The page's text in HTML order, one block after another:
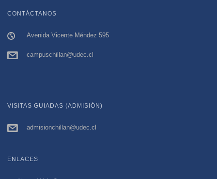
CONTÁCTANOS
Avenida Vicente Méndez 595
campuschillan@udec.cl
VISITAS GUIADAS (ADMISIÓN)
admisionchillan@udec.cl
ENLACES